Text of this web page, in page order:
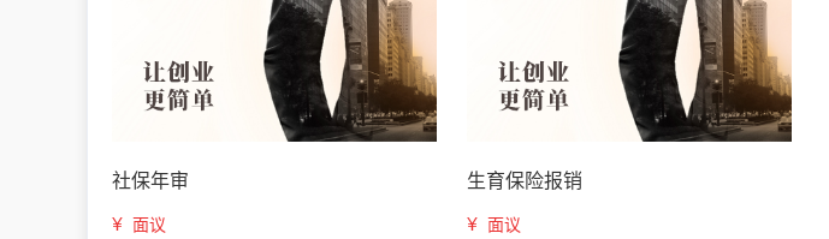
社保年审
¥ 面议
生育保险报销
¥ 面议